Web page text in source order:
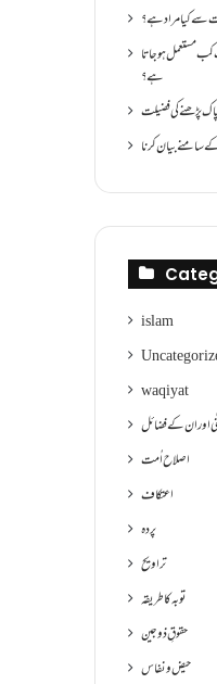
سے کیا مراد ہے؟
مستعمل ہو جاتا
ہے؟
پڑھنے کی فضیلت
سامنے بیان کرنا
islam
waqiyat
اور ان کے فضائل
اصلاح اُمت
اعتکاف
پردہ
تراویح
توبہ کا طریقہ
حقوقِ ذوجین
حیض و نفاس